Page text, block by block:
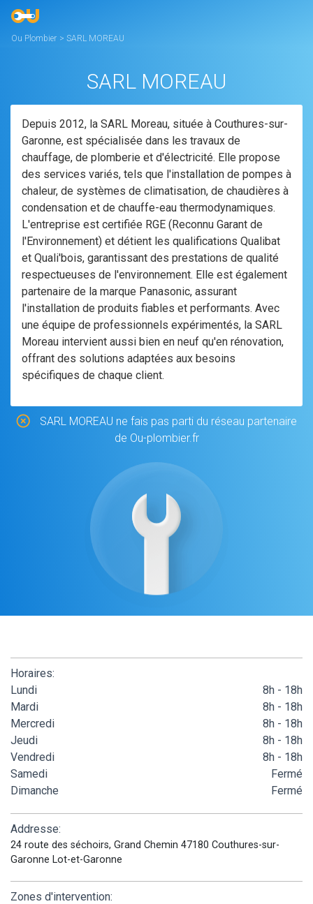
Ou Plombier > SARL MOREAU
SARL MOREAU
Depuis 2012, la SARL Moreau, située à Couthures-sur-
Garonne, est spécialisée dans les travaux de
chauffage, de plomberie et d'électricité. Elle propose
des services variés, tels que l'installation de pompes à
chaleur, de systèmes de climatisation, de chaudières à
condensation et de chauffe-eau thermodynamiques.
L'entreprise est certifiée RGE (Reconnu Garant de
l'Environnement) et détient les qualifications Qualibat
et Quali'bois, garantissant des prestations de qualité
respectueuses de l'environnement. Elle est également
partenaire de la marque Panasonic, assurant
l'installation de produits fiables et performants. Avec
une équipe de professionnels expérimentés, la SARL
Moreau intervient aussi bien en neuf qu'en rénovation,
offrant des solutions adaptées aux besoins
spécifiques de chaque client.
SARL MOREAU ne fais pas parti du réseau partenaire
de Ou-plombier.fr
Horaires:
Lundi
8h - 18h
Mardi
8h - 18h
Mercredi
8h - 18h
Jeudi
8h - 18h
Vendredi
8h - 18h
Samedi
Fermé
Dimanche
Fermé
Addresse:
24 route des séchoirs, Grand Chemin 47180 Couthures-sur-
Garonne Lot-et-Garonne
Zones d'intervention: